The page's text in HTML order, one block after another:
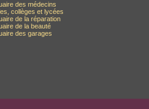
des médecins
collèges et lycées
de la réparation
de la beauté
des garages